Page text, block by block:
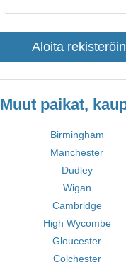
Aloita
Muut paikat,
Birmingham
Manchester
Dudley
Wigan
Cambridge
High Wycombe
Gloucester
Colchester